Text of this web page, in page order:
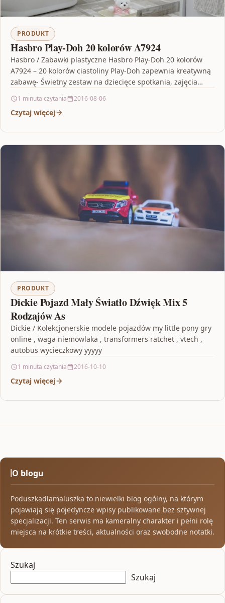
PRODUKT
Hasbro Play-Doh 20 kolorów A7924
Hasbro / Zabawki plastyczne Hasbro Play-Doh 20 kolorów
A7924 – 20 kolorów ciastoliny Play-Doh zapewnia kreatywną
zabawę- Świetny zestaw na dziecięce spotkania, zajęcia
1 minuta czytania 2016-08-06
Czytaj więcej
PRODUKT
Dickie Pojazd Mały Światło Dźwięk Mix 5
Rodzajów As
Dickie / Kolekcjonerskie modele pojazdów my little pony gry
online , waga niemowlaka , transformers ratchet , vtech ,
autobus wycieczkowy yyyyy
1 minuta czytania 2016-10-10
Czytaj więcej
O blogu
Poduszkadlamaluszka to niewielki blog ogólny, na którym
pojawiają się pojedyncze wpisy publikowane bez sztywnej
specjalizacji. Ten serwis ma kameralny charakter i pełni rolę
miejsca na krótkie treści, aktualności oraz swobodne notatki.
Szukaj
Szukaj